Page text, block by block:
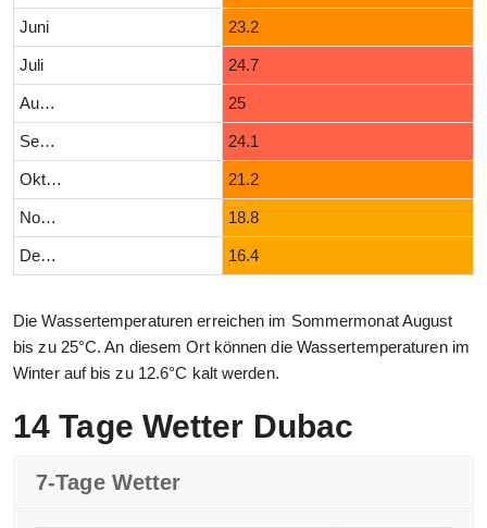
Juni 23.2
Juli 24.7
August 25
September 24.1
Oktober 21.2
November 18.8
Dezember 16.4
Die Wassertemperaturen erreichen im Sommermonat August
bis zu 25°C. An diesem Ort können die Wassertemperaturen im
Winter auf bis zu 12.6°C kalt werden.
14 Tage Wetter Dubac
7-Tage Wetter